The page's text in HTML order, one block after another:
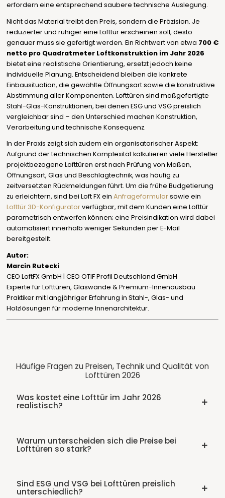
erfordern eine entsprechend saubere technische Auslegung.
Nicht das Material treibt den Preis, sondern die Präzision. Je
reduzierter und ruhiger eine Lofttür erscheinen soll, desto
genauer muss sie gefertigt werden. Ein Richtwert von etwa 700 €
netto pro Quadratmeter Loftkonstruktion im Jahr 2026
bietet eine realistische Orientierung, ersetzt jedoch keine
individuelle Planung. Entscheidend bleiben die konkrete
Einbausituation, die gewählte Öffnungsart sowie die konstruktive
Abstimmung aller Komponenten. Lofttüren sind maßgefertigte
Stahl-Glas-Konstruktionen, bei denen ESG und VSG preislich
vergleichbar sind – den Unterschied machen Konstruktion,
Verarbeitung und technische Konsequenz.
In der Praxis zeigt sich zudem ein organisatorischer Aspekt:
Aufgrund der technischen Komplexität kalkulieren viele Hersteller
projektbezogene Lofttüren erst nach Prüfung von Maßen,
Öffnungsart, Glas und Beschlagtechnik, was häufig zu
zeitversetzten Rückmeldungen führt. Um die frühe Budgetierung
zu erleichtern, sind bei Loft FX ein Anfrageformularsowie ein
Lofttür 3D-Konfiguratorverfügbar, mit dem Kunden eine Lofttür
parametrisch entwerfen können; eine Preisindikation wird dabei
automatisiert innerhalb weniger Sekunden per E-Mail
bereitgestellt.
Autor:
Marcin Rutecki
CEO LoftFX GmbH | CEO OTIF Profil Deutschland GmbH
Experte für Lofttüren, Glaswände & Premium-Innenausbau
Praktiker mit langjähriger Erfahrung in Stahl-, Glas- und
Holzlösungen für moderne Innenarchitektur.
Häufige Fragen zu Preisen, Technik und Qualität von
Lofttüren 2026
Was kostet eine Lofttür im Jahr 2026
realistisch?
Warum unterscheiden sich die Preise bei
Lofttüren so stark?
Sind ESG und VSG bei Lofttüren preislich
unterschiedlich?